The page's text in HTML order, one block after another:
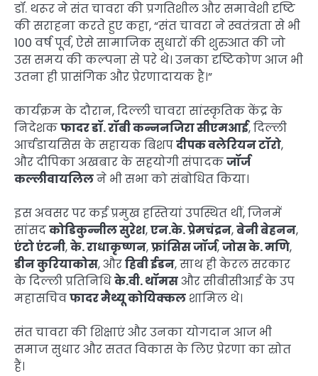
डॉ. थरूर ने संत चावरा की प्रगतिशील और समावेशी दृष्टि
की सराहना करते हुए कहा, “संत चावरा ने स्वतंत्रता से भी
100 वर्ष पूर्व, ऐसे सामाजिक सुधारों की शुरुआत की जो
उस समय की कल्पना से परे थे। उनका दृष्टिकोण आज भी
उतना ही प्रासंगिक और प्रेरणादायक है।”
कार्यक्रम के दौरान, दिल्ली चावरा सांस्कृतिक केंद्र के
निदेशकफादर डॉ. रॉबी कन्ननजिरा सीएमआई, दिल्ली
आर्चडायसिस के सहायक बिशपदीपक वलेरियन टॉरो,
और दीपिका अखबार के सहयोगी संपादकजॉर्ज
कल्लीवायलिलने भी सभा को संबोधित किया।
इस अवसर पर कई प्रमुख हस्तियां उपस्थित थीं, जिनमें
सांसदकोडिकुन्नील सुरेश,एन.के. प्रेमचंद्रन,बेनी बेहनन,
एंटो एंटनी,के. राधाकृष्णन,फ्रांसिस जॉर्ज,जोस के. मणि,
डीन कुरियाकोस, औरहिबी ईडन, साथ ही केरल सरकार
के दिल्ली प्रतिनिधिके.वी. थॉमसऔर सीबीसीआई के उप
महासचिवफादर मैथ्यू कोयिक्कल शामिल थे।
संत चावरा की शिक्षाएं और उनका योगदान आज भी
समाज सुधार और सतत विकास के लिए प्रेरणा का स्रोत
हैं।